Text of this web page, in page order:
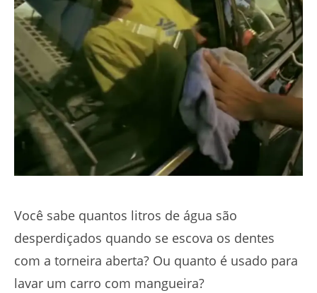
Você sabe quantos litros de água são
desperdiçados quando se escova os dentes
com a torneira aberta? Ou quanto é usado para
lavar um carro com mangueira?